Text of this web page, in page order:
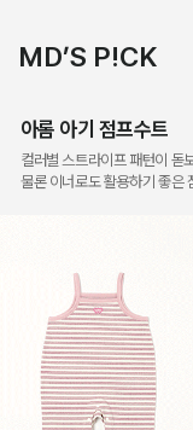
MD’S P!CK
아롬 아기 점프수트
컬러별 스트라이프 패턴이 돋
물론 이너로도 활용하기 좋은